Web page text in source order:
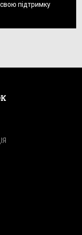
підтримку